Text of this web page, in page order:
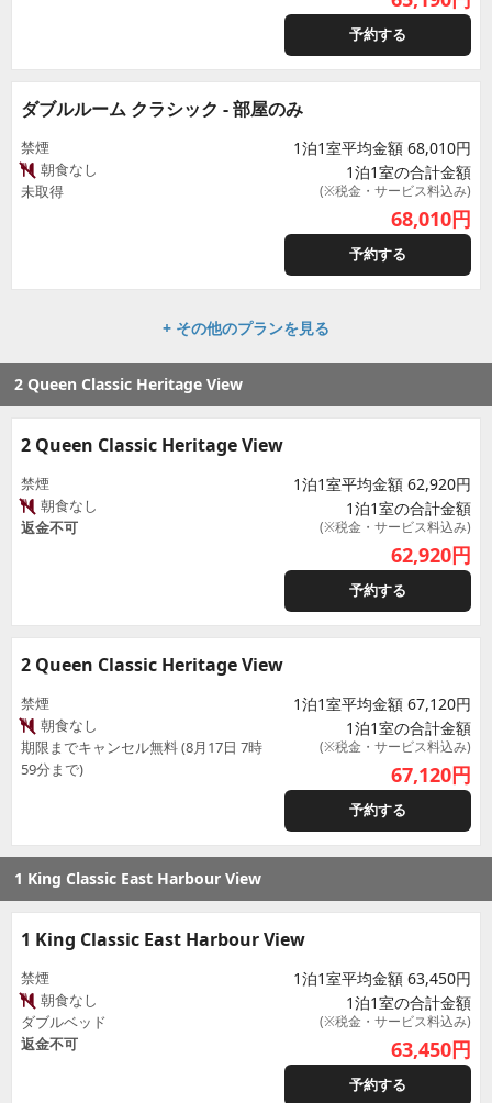
予約する
ダブルルーム クラシック - 部屋のみ
禁煙
朝食なし
未取得
1泊1室平均金額 68,010円
1泊1室の合計金額
(※税金・サービス料込み)
68,010円
予約する
+ その他のプランを見る
2 Queen Classic Heritage View
2 Queen Classic Heritage View
禁煙
朝食なし
返金不可
1泊1室平均金額 62,920円
1泊1室の合計金額
(※税金・サービス料込み)
62,920円
予約する
2 Queen Classic Heritage View
禁煙
朝食なし
期限までキャンセル無料 (8月17日 7時
59分まで)
1泊1室平均金額 67,120円
1泊1室の合計金額
(※税金・サービス料込み)
67,120円
予約する
1 King Classic East Harbour View
1 King Classic East Harbour View
禁煙
朝食なし
ダブルベッド
返金不可
1泊1室平均金額 63,450円
1泊1室の合計金額
(※税金・サービス料込み)
63,450円
予約する